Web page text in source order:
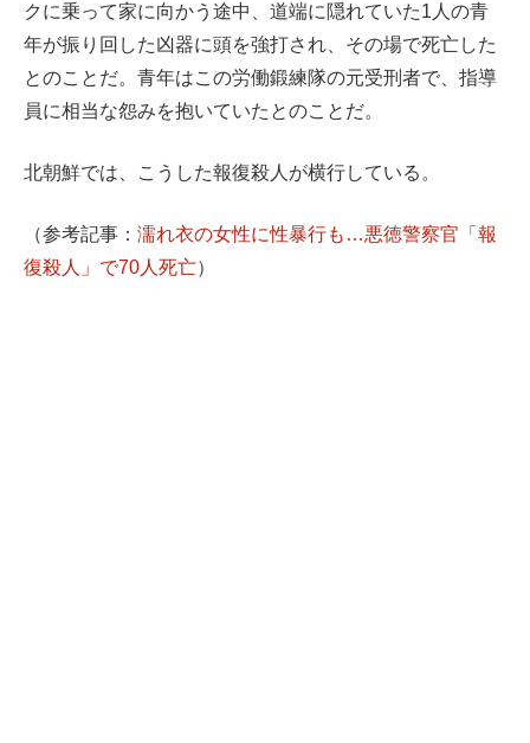
クに乗って家に向かう途中、道端に隠れていた1人の青
年が振り回した凶器に頭を強打され、その場で死亡した
とのことだ。青年はこの労働鍛練隊の元受刑者で、指導
員に相当な怨みを抱いていたとのことだ。
北朝鮮では、こうした報復殺人が横行している。
（参考記事： 濡れ衣の女性に性暴行も…悪徳警察官「報
復殺人」で70人死亡）